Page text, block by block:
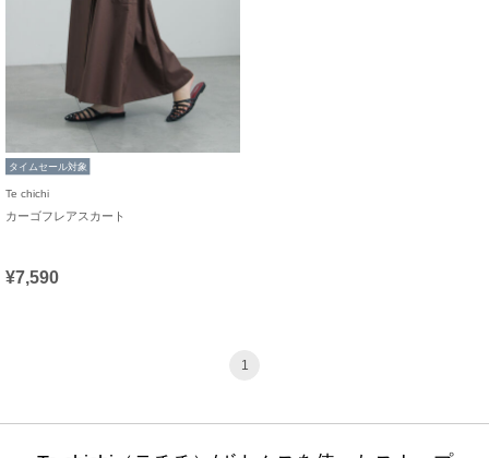
タイムセール対象
Te chichi
カーゴフレアスカート
¥7,590
1